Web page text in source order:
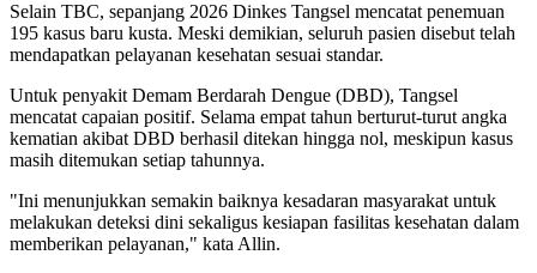
Selain TBC, sepanjang 2026 Dinkes Tangsel mencatat penemuan
195 kasus baru kusta. Meski demikian, seluruh pasien disebut telah
mendapatkan pelayanan kesehatan sesuai standar.
Untuk penyakit Demam Berdarah Dengue (DBD), Tangsel
mencatat capaian positif. Selama empat tahun berturut-turut angka
kematian akibat DBD berhasil ditekan hingga nol, meskipun kasus
masih ditemukan setiap tahunnya.
"Ini menunjukkan semakin baiknya kesadaran masyarakat untuk
melakukan deteksi dini sekaligus kesiapan fasilitas kesehatan dalam
memberikan pelayanan," kata Allin.